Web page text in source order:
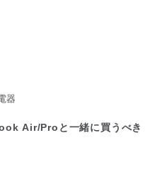
器
Air/Proと一緒に買うべき